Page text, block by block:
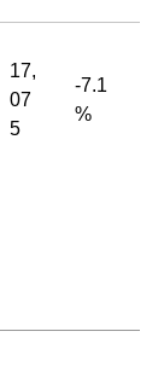
17,
07
5
-7.1
%